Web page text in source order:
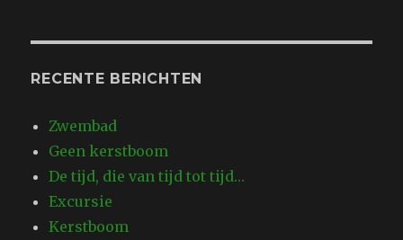
RECENTE BERICHTEN
Zwembad
Geen kerstboom
De tijd, die van tijd tot tijd…
Excursie
Kerstboom